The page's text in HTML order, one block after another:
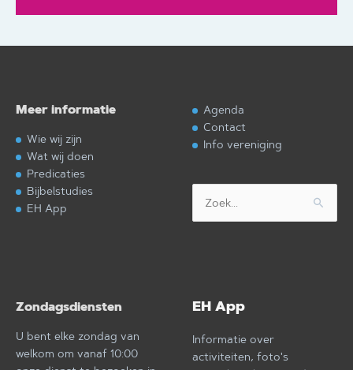
Meer informatie
Wie wij zijn
Wat wij doen
Predicaties
Bijbelstudies
EH App
Agenda
Contact
Info vereniging
naar:
Zondagsdiensten
U bent elke zondag van
welkom om vanaf 10:00
EH App
Informatie over
activiteiten, foto's